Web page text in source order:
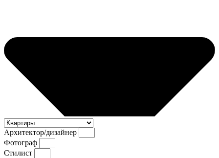
Архитектор/дизайнер
Фотограф
Стилист